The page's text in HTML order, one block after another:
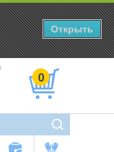
0
Открыть